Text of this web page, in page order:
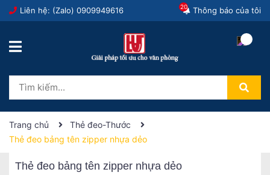
Liên hệ: (Zalo) 0909949616 Thông báo của tôi
20
Trang chủ
Thẻ đeo-Thước
Thẻ đeo bảng tên zipper nhựa dẻo
Thẻ đeo bảng tên zipper nhựa dẻo